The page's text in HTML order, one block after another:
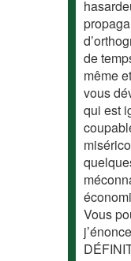
de
même
vous
qui est
Vous